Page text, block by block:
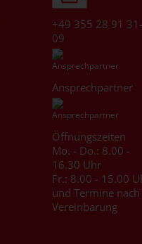
+49 355 28 91 31-
09
Ansprechpartner
Öffnungszeiten
Mo. - Do.: 8.00 -
16.30 Uhr
Fr.: 8.00 - 15.00
und Termine nach
Vereinbarung